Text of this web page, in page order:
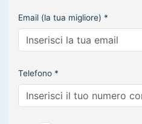
Email (la tua migliore) *
Telefono *